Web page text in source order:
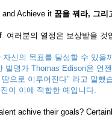
Achieve it 꿈을 꿔라, 그리
러분의 열정은 보상받을 것
신의 목표를 달성할 수 있을
발명가 Thomas Edison은 언
으로 이루어진다" 라고 말했
이 이에 적합한 예입니다.
achive their goals?